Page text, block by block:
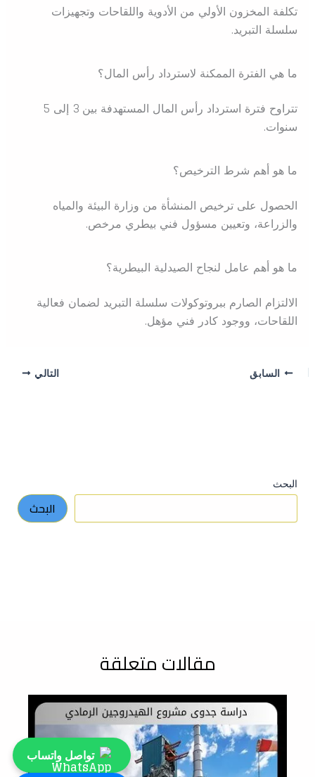
تكلفة المخزون الأولي من الأدوية واللقاحات وتجهيزات
سلسلة التبريد.
ما هي الفترة الممكنة لاسترداد رأس المال؟
تتراوح فترة استرداد رأس المال المستهدفة بين 3 إلى 5
سنوات.
ما هو أهم شرط الترخيص؟
الحصول على ترخيص المنشأة من وزارة البيئة والمياه
والزراعة، وتعيين مسؤول فني بيطري مرخص.
ما هو أهم عامل لنجاح الصيدلية البيطرية؟
الالتزام الصارم ببروتوكولات سلسلة التبريد لضمان فعالية
اللقاحات، ووجود كادر فني مؤهل.
السابق التالي
البحث
البحث
مقالات متعلقة
تواصل واتساب